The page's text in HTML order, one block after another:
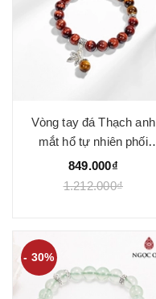
Vòng tay đá Thạch anh
mắt hổ tự nhiên phối
charm - Mẫu VC0825 -
Ngọc Quý
849.000₫
1.212.000₫
- 30%